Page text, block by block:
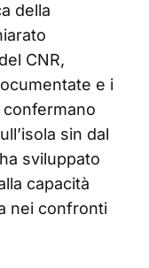
della
CNR,
e i
sin dal
sviluppato
capacità
nei confronti